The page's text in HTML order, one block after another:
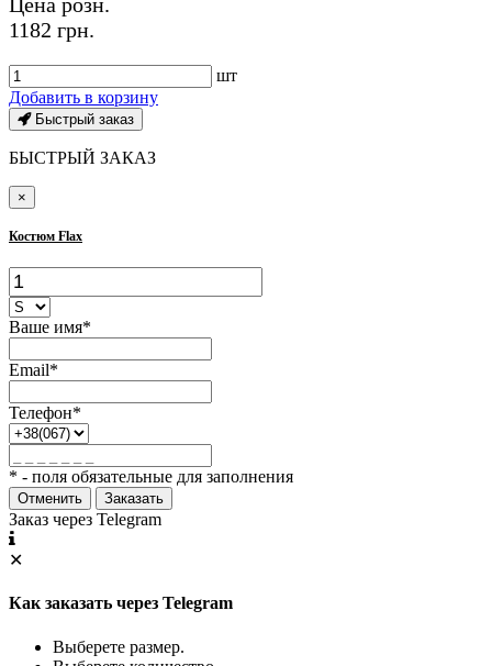
1182 грн.
шт
Добавить в корзину
Быстрый заказ
БЫСТРЫЙ ЗАКАЗ
×
Костюм Flax
Ваше имя*
Email*
Телефон*
* - поля обязательные для заполнения
Отменить Заказать
Заказ через Telegram
✕
Как заказать через Telegram
Выберете размер.